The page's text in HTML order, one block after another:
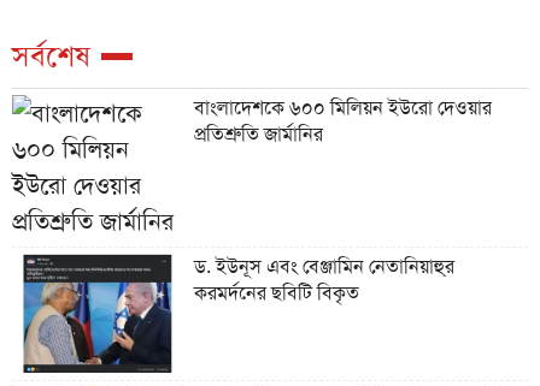
সর্বশেষ
বাংলাদেশকে ৬০০ মিলিয়ন ইউরো দেওয়ার
প্রতিশ্রুতি জার্মানির
ড. ইউনূস এবং বেঞ্জামিন নেতানিয়াহু্র
করমর্দনের ছবিটি বিকৃত